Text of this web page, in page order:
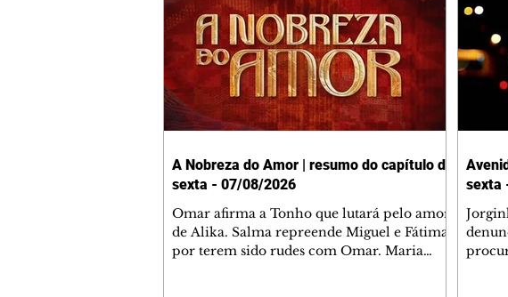
A Nobreza do Amor | resumo do capítulo de
sexta - 07/08/2026
Omar afirma a Tonho que lutará pelo amor
de Alika. Salma repreende Miguel e Fátima
por terem sido rudes com Omar. Maria
sexta